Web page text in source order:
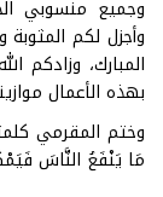
وجميع منسوبي
وأجزل لكم
المبارك، وزادكم
بهذه الأعمال
وختم المقرمي
مَا يَنْفَعُ النَّاسَ